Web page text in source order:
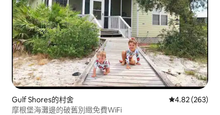
Gulf Shores的村舍 從 263 則評價
4.82 (263)
摩根堡海灘邊的破舊別緻免費WiFi